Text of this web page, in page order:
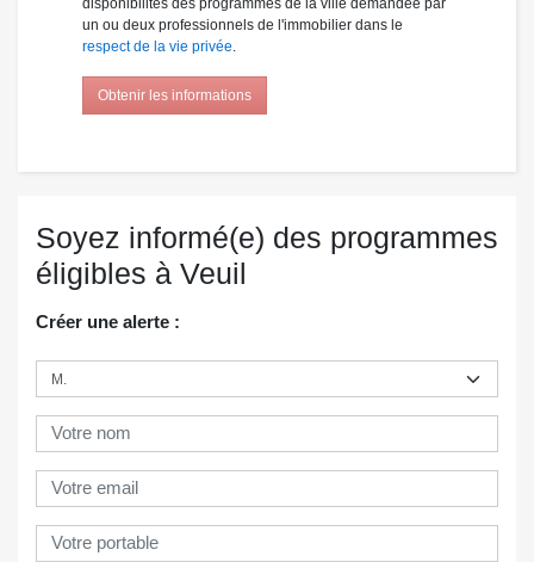
disponibilités des programmes de la ville demandée par
un ou deux professionnels de l'immobilier dans le
respect de la vie privée.
Obtenir les informations
Soyez informé(e) des programmes
éligibles à Veuil
Créer une alerte :